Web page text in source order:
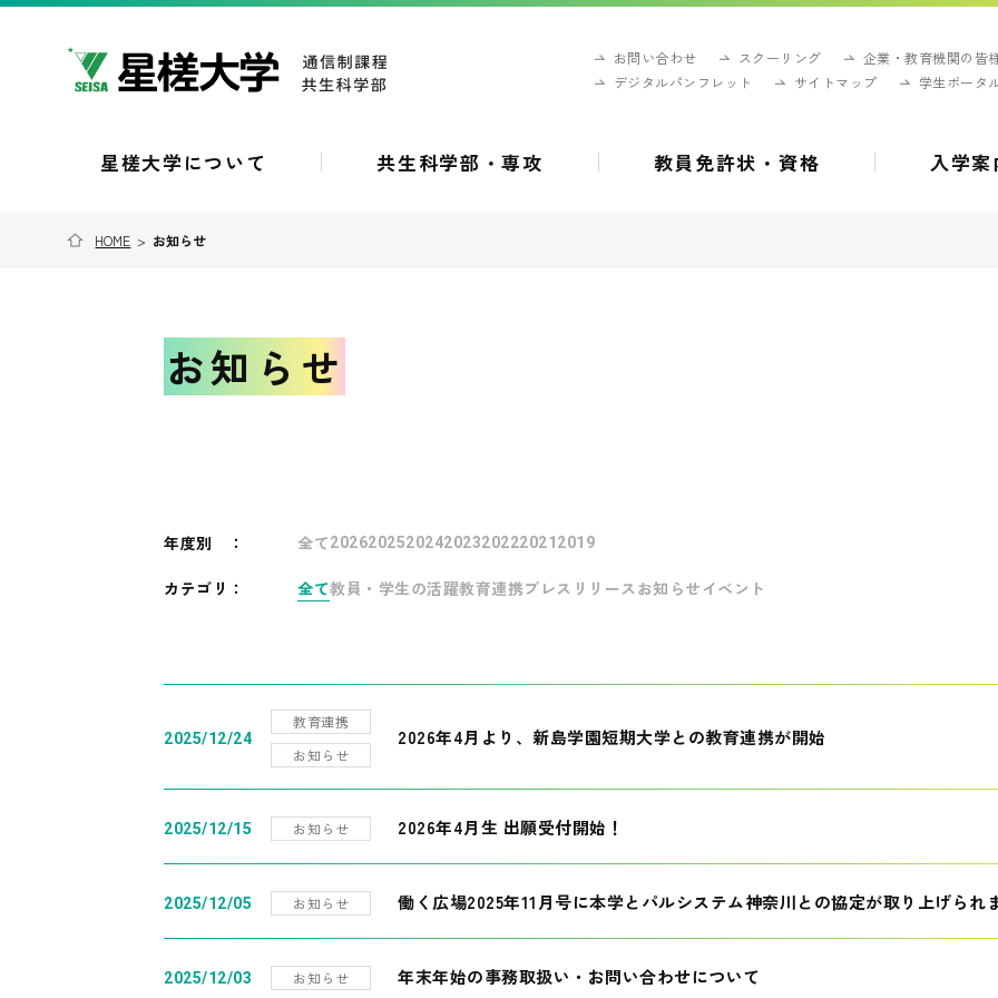
お問い合わせ スクーリング
企業・教育機関の皆
デジタルパンフレット
サイトマップ 学生ポータ
星槎大学について 共生科学部・専攻 教員免許状・資格 入学案
HOME > お知らせ
お知らせ
年度別 ： 全て202620252024202320222021 2019
カテゴリ： 全て教員・学生の活躍教育連携プレスリリース お知らせ イベント
2025/12/24
教育連携
お知らせ
2026年4月より、新島学園短期大学との教育連携が開始
2025/12/15 お知らせ 2026年4月生 出願受付開始！
2025/12/05 お知らせ 働く広場2025年11月号に本学とパルシステム神奈川との協定が取り上げられ
2025/12/03 お知らせ 年末年始の事務取扱い・お問い合わせについて